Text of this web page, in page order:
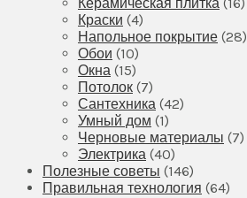
Керамическая плитка (16)
Краски (4)
Напольное покрытие (28)
Обои (10)
Окна (15)
Потолок (7)
Сантехника (42)
Умный дом (1)
Черновые материалы (7)
Электрика (40)
Полезные советы (146)
Правильная технология (64)